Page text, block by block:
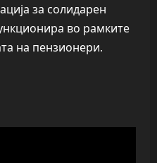
за солидарен
во рамките
на пензионери.